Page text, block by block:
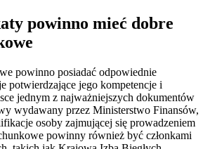
powinno mieć dobre
powinno posiadać odpowiednie
potwierdzające jego kompetencje i
jednym z najważniejszych dokumentów
wydawany przez Ministerstwo Finansów,
osoby zajmującej się prowadzeniem
powinny również być członkami